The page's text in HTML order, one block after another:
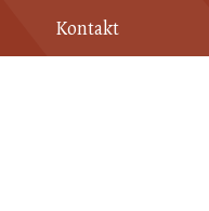
Kontakt